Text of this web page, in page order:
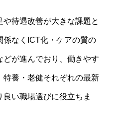
待遇改善が大きな課題と
係なくICT化・ケアの質の
が進んでおり、働きやす
特養・老健それぞれの最新
い職場選びに役立ちま